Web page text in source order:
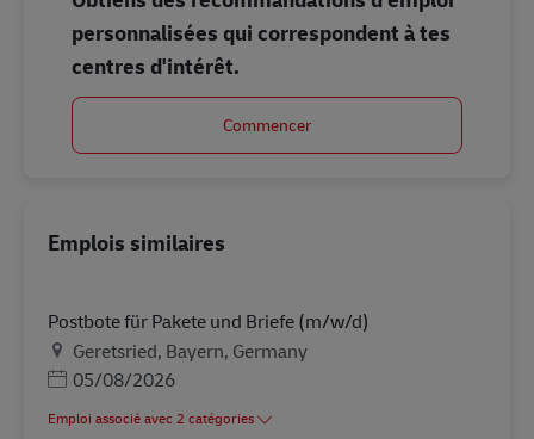
personnalisées qui correspondent à tes
centres d'intérêt.
Commencer
Emplois similaires
Postbote für Pakete und Briefe (m/w/d)
LieuGeretsried, Bayern, Germany
Posted Date
05/08/2026
Emploi associé avec 2 catégories